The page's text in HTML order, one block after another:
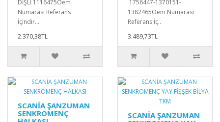
DİŞLİ 1116475Oem
Numarası Referans
İçindir...
2.370,38TL
1756447-1370151-
1382465Oem Numarası
Referans İç..
3.489,73TL
SCANİA ŞANZUMAN
SENKROMENÇ
SCANİA ŞANZUMAN